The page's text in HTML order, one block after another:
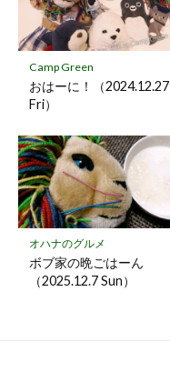
Camp Green
おはーに！（2024.12.27
Fri）
オハナのグルメ
ボブ家の晩ごはーん
（2025.12.7 Sun）